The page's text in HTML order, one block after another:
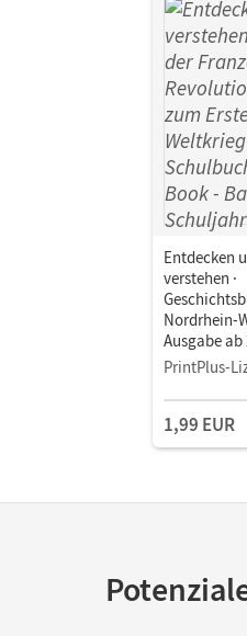
Entdecken
verstehen ·
Nordrhein-
Ausgabe ab
3: 8.
Revolution
Ersten
Schulbuch
PrintPlus-
1,99 EUR